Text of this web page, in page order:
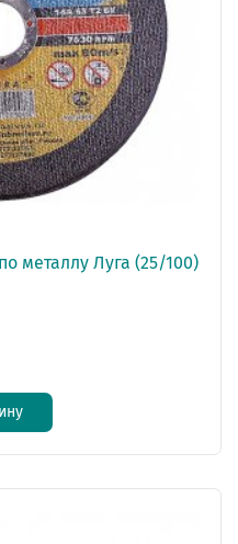
металлу Луга (25/100)